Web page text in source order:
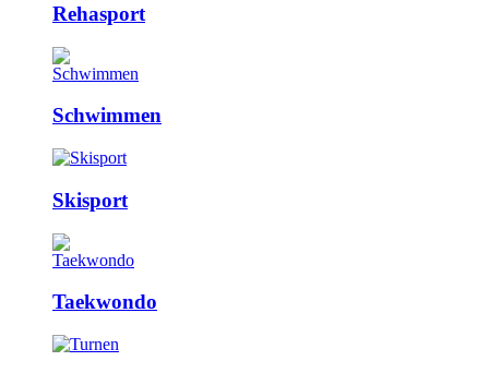
Rehasport
Schwimmen
Skisport
Taekwondo